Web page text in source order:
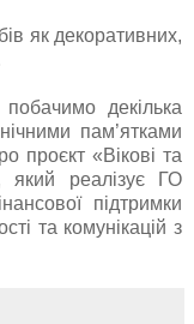
як декоративних,
декілька
пам’ятками
проєкт «Вікові та
який реалізує ГО
підтримки
та комунікацій з